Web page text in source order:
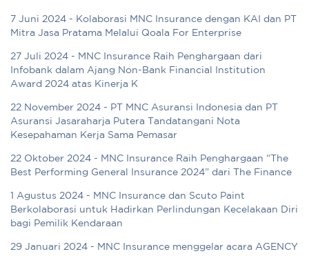
7 Juni 2024 - Kolaborasi MNC Insurance dengan KAI dan PT
Mitra Jasa Pratama Melalui Qoala For Enterprise
27 Juli 2024 - MNC Insurance Raih Penghargaan dari
Infobank dalam Ajang Non-Bank Financial Institution
Award 2024 atas Kinerja K
22 November 2024 - PT MNC Asuransi Indonesia dan PT
Asuransi Jasaraharja Putera Tandatangani Nota
Kesepahaman Kerja Sama Pemasar
22 Oktober 2024 - MNC Insurance Raih Penghargaan “The
Best Performing General Insurance 2024” dari The Finance
1 Agustus 2024 - MNC Insurance dan Scuto Paint
Berkolaborasi untuk Hadirkan Perlindungan Kecelakaan Diri
bagi Pemilik Kendaraan
29 Januari 2024 - MNC Insurance menggelar acara AGENCY